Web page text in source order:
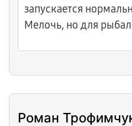
запускается
Мелочь, но для
Роман